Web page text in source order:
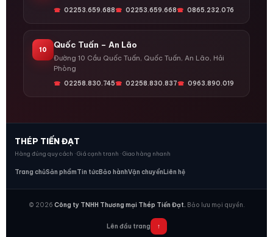
02253.659.688 02253.659.668 0865.232.076
10
Quốc Tuấn – An Lão
Đường 10 Cầu Quốc Tuấn, Quốc Tuấn, An Lão, Hải
Phòng
02258.830.745 02258.830.837 0963.890.019
THÉP TIẾN ĐẠT
Hàng đúng quy cách · Giá cạnh tranh · Giao hàng nhanh
Trang chủSản phẩmTin tứcBảo hànhVận chuyểnLiên hệ
© 2026 Công ty TNHH Thương mại Thép Tiến Đạt. Bảo lưu mọi quyền.
Lên đầu trang ↑